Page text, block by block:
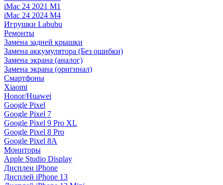
iMac 24 2021 M1
iMac 24 2024 M4
Игрушки Labubu
Ремонты
Замена задней крышки
Замена аккумулятора (Без ошибки)
Замена экрана (аналог)
Замена экрана (оригинал)
Смартфоны
Xiaomi
Honor/Huawei
Google Pixel
Google Pixel 7
Google Pixel 9 Pro XL
Google Pixel 8 Pro
Google Pixel 8A
Мониторы
Apple Studio Display
Дисплеи iPhone
Дисплей iPhone 13